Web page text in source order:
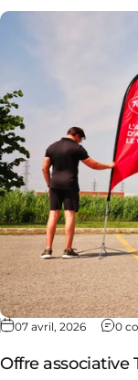
07 avril, 2026 0
Offre associative